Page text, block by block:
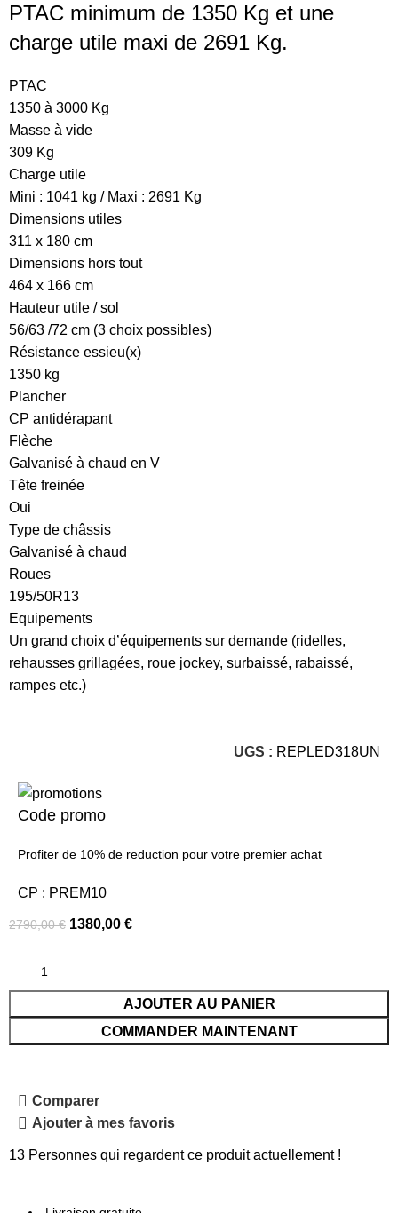
PTAC minimum de 1350 Kg et une
charge utile maxi de 2691 Kg.
PTAC
1350 à 3000 Kg
Masse à vide
309 Kg
Charge utile
Mini : 1041 kg / Maxi : 2691 Kg
Dimensions utiles
311 x 180 cm
Dimensions hors tout
464 x 166 cm
Hauteur utile / sol
56/63 /72 cm (3 choix possibles)
Résistance essieu(x)
1350 kg
Plancher
CP antidérapant
Flèche
Galvanisé à chaud en V
Tête freinée
Oui
Type de châssis
Galvanisé à chaud
Roues
195/50R13
Equipements
Un grand choix d’équipements sur demande (ridelles,
rehausses grillagées, roue jockey, surbaissé, rabaissé,
rampes etc.)
UGS : REPLED318UN
Code promo
Profiter de 10% de reduction pour votre premier achat
CP : PREM10
2790,00€ 1380,00€
AJOUTER AU PANIER
COMMANDER MAINTENANT
Comparer
Ajouter à mes favoris
13 Personnes qui regardent ce produit actuellement !